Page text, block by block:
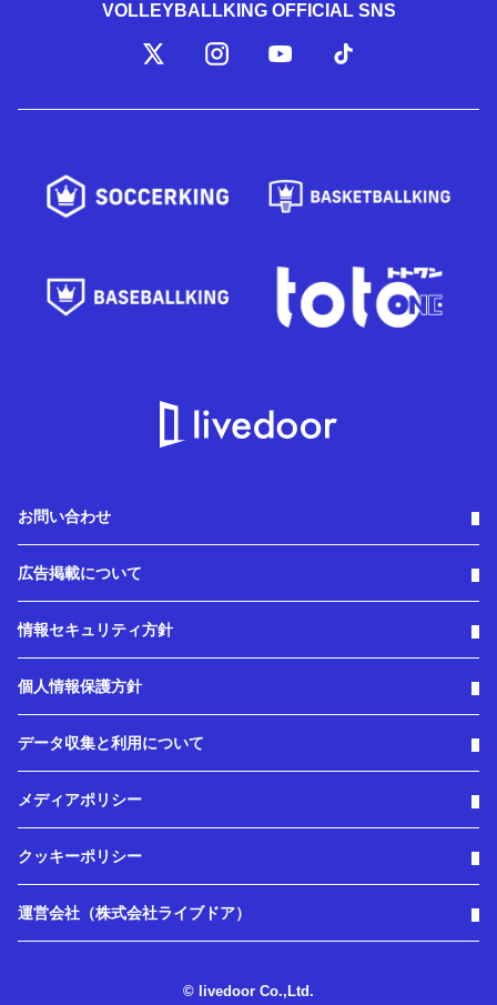
VOLLEYBALLKING OFFICIAL SNS
お問い合わせ
広告掲載について
情報セキュリティ方針
個人情報保護方針
データ収集と利用について
メディアポリシー
クッキーポリシー
運営会社（株式会社ライブドア）
© livedoor Co.,Ltd.